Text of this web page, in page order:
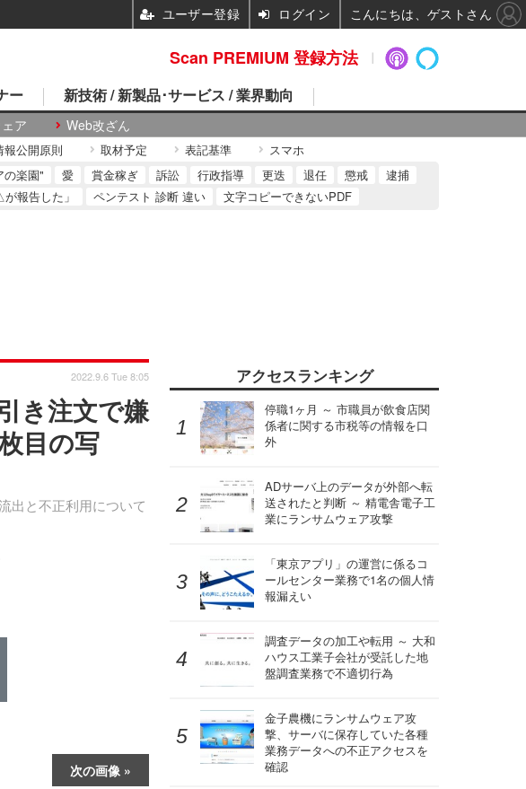
ア Web改ざん
ー 新技術 / 新製品･サービス / 業界動向
報公開原則 取材予定 表記基準 スマホ
の楽園" 愛 賞金稼ぎ 訴訟 行政指導 更迭 退任 懲戒
逮捕
報告した」
ペンテスト 診断 違い 文字コピーできないPDF
き注文で嫌
目の写
出と不正利用について
2022.9.6 Tue 8:05
次の画像
アクセスランキング
停職1ヶ月 ～ 市職員が飲食店関
係者に関する市税等の情報を口
外
ADサーバ上のデータが外部へ転
送されたと判断 ～ 精電舎電子工
業にランサムウェア攻撃
「東京アプリ」の運営に係るコ
ールセンター業務で1名の個人情
報漏えい
調査データの加工や転用 ～ 大和
ハウス工業子会社が受託した地
盤調査業務で不適切行為
金子農機にランサムウェア攻
撃、サーバに保存していた各種
業務データへの不正アクセスを
確認
Scan PREMIUM 登録方法
ユーザー登録 ログイン こんにちは、ゲストさん